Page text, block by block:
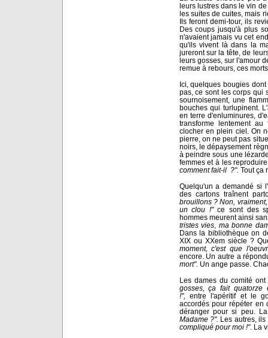
leurs lustres dans le vin
les suites de cuites, mais
Ils feront demi-tour, ils
Des coups jusqu'à plus
n'avaient jamais vu cet
qu'ils vivent là dans la
jureront sur la tête, de
leurs gosses, sur l'amour
remue à rebours, ces
Ici, quelques bougies
pas, ce sont les corps qui
sournoisement, une
bouches qui turlupinent.
en terre d'enluminures,
transforme lentement
clocher en plein ciel. On
pierre, on ne peut pas
noirs, le dépaysement
à peindre sous une
femmes et à les
comment fait-il ?". Tout ça
Quelqu'un a demandé si
des cartons traînent
brouillons ? Non,
un clou !"ce sont des
hommes meurent ainsi
tristes vies
ma bonne
Dans la bibliothèque on
XIX ou XXem siècle ?
moment, c'est que
encore. Un autre a
mort". Un ange passe.
Les dames du comité
gosses, ça fait quatorze
!",
entre l'apéritif et le
accordés pour répéter
déranger pour si peu.
Madame ?". Les autres,
compliqué pour moi !". La